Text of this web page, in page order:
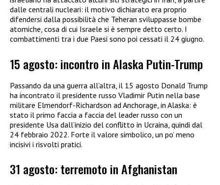
dalle centrali nucleari: il motivo dichiarato era proprio
difendersi dalla possibilità che Teheran sviluppasse bombe
atomiche, cosa di cui Israele si è sempre detto certo. I
combattimenti tra i due Paesi sono poi cessati il 24 giugno.
15 agosto: incontro in Alaska Putin-Trump
Passando da una guerra all’altra, il 15 agosto Donald Trump
ha incontrato il presidente russo Vladimir Putin nella base
militare Elmendorf-Richardson ad Anchorage, in Alaska: è
stato il primo faccia a faccia del leader russo con un
presidente Usa dall’inizio del conflitto in Ucraina, quindi dal
24 febbraio 2022. Forte il valore simbolico, un po’ meno
incisivi i risvolti pratici.
31 agosto: terremoto in Afghanistan